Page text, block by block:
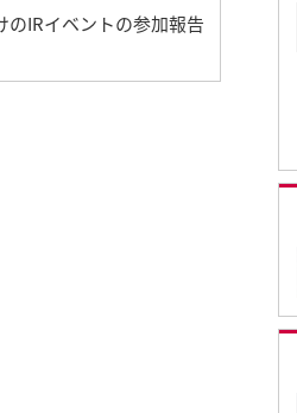
IRイベントの参加報告